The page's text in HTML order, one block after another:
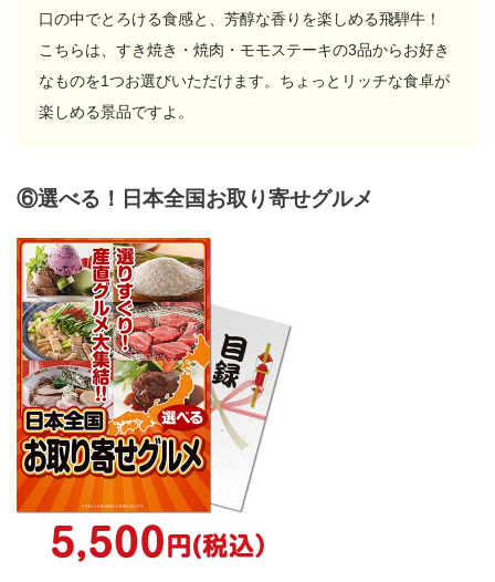
口の中でとろける食感と、芳醇な香りを楽しめる飛騨牛！
こちらは、すき焼き・焼肉・モモステーキの3品からお好き
なものを1つお選びいただけます。ちょっとリッチな食卓が
楽しめる景品ですよ。
⑥選べる！日本全国お取り寄せグルメ